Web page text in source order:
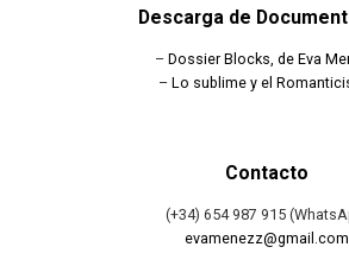
Descarga de
– Dossier Blocks, de Eva
– Lo sublime y el
Contacto
(+34) 654 987 915
evamenezz@gmail.com